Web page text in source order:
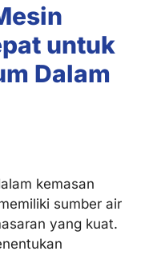
untuk
Dalam
kemasan
sumber air
yang kuat.